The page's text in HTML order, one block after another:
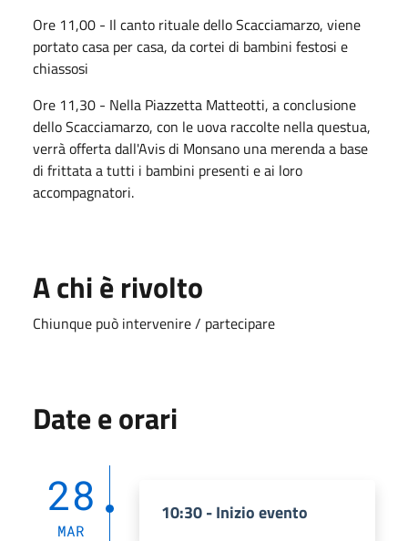
Ore 11,00 - Il canto rituale dello Scacciamarzo, viene
portato casa per casa, da cortei di bambini festosi e
chiassosi
Ore 11,30 - Nella Piazzetta Matteotti, a conclusione
dello Scacciamarzo, con le uova raccolte nella questua,
verrà offerta dall'Avis di Monsano una merenda a base
di frittata a tutti i bambini presenti e ai loro
accompagnatori.
A chi è rivolto
Chiunque può intervenire / partecipare
Date e orari
28
MAR
10:30 - Inizio evento